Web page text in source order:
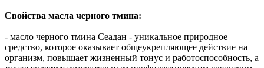
Свойства масла черного тмина:
- масло черного тмина Сеадан - уникальное природное
средство, которое оказывает общеукрепляющее действие на
организм, повышает жизненный тонус и работоспособность, а